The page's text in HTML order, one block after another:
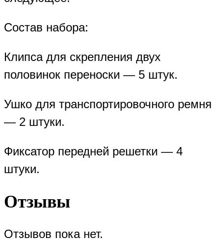
Состав набора:
Клипса для скрепления двух
половинок переноски — 5 штук.
Ушко для транспортировочного ремня
— 2 штуки.
Фиксатор передней решетки — 4
штуки.
Отзывы
Отзывов пока нет.